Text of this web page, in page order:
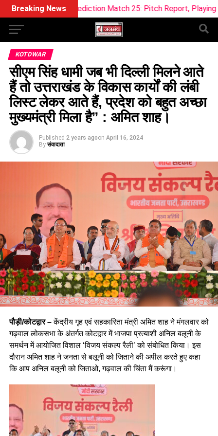
Breaking News
Prediction Match 25: Pitch Report, Playing 11 & Fantasy
KOTDWAR
सीएम सिंह धामी जब भी दिल्ली मिलने आते
हैं तो उत्तराखंड के विकास कार्यों की लंबी
लिस्ट लेकर आते हैं, प्रदेश को बहुत अच्छा
मुख्यमंत्री मिला है” : अमित शाह।
Published 2 years agoon April 16, 2024
By संवादाता
पौड़ी/कोटद्वार –केंद्रीय गृह एवं सहकारिता मंत्री अमित शाह ने मंगलवार को
गढ़वाल लोकसभा के अंतर्गत कोटद्वार में भाजपा प्रत्याशी अनिल बलूनी के
समर्थन में आयोजित विशाल ‘विजय संकल्प रैली’ को संबोधित किया। इस
दौरान अमित शाह ने जनता से बलूनी को जिताने की अपील करते हुए कहा
कि आप अनिल बलूनी को जिताओ, गढ़वाल की चिंता मैं करूंगा।